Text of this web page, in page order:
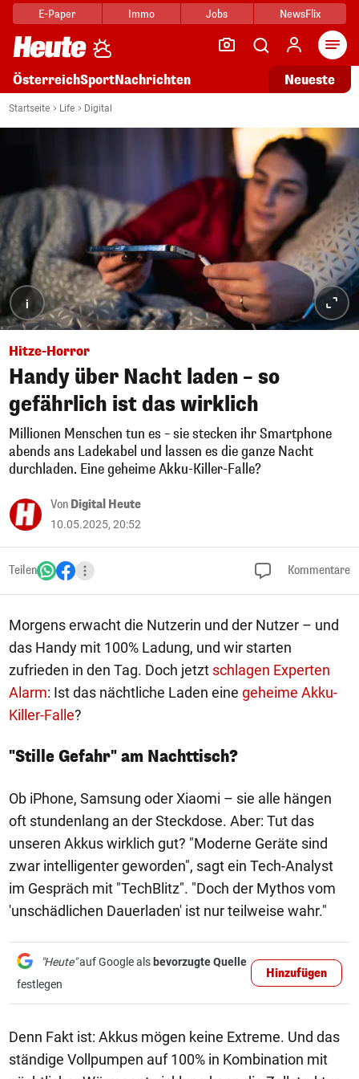
E-Paper Immo Jobs NewsFlix
ÖsterreichSportNachrichten Neueste
Startseite Life Digital
i
Hitze-Horror
Handy über Nacht laden – so
gefährlich ist das wirklich
Millionen Menschen tun es – sie stecken ihr Smartphone
abends ans Ladekabel und lassen es die ganze Nacht
durchladen. Eine geheime Akku-Killer-Falle?
Von Digital Heute
10.05.2025, 20:52
Teilen Kommentare
Morgens erwacht die Nutzerin und der Nutzer – und
das Handy mit 100% Ladung, und wir starten
zufrieden in den Tag. Doch jetzt schlagen Experten
Alarm: Ist das nächtliche Laden eine geheime Akku-
Killer-Falle?
"Stille Gefahr" am Nachttisch?
Ob iPhone, Samsung oder Xiaomi – sie alle hängen
oft stundenlang an der Steckdose. Aber: Tut das
unseren Akkus wirklich gut? "Moderne Geräte sind
zwar intelligenter geworden", sagt ein Tech-Analyst
im Gespräch mit "TechBlitz". "Doch der Mythos vom
'unschädlichen Dauerladen' ist nur teilweise wahr."
"Heute"auf Google als bevorzugte Quelle
festlegen
Hinzufügen
Denn Fakt ist: Akkus mögen keine Extreme. Und das
ständige Vollpumpen auf 100% in Kombination mit